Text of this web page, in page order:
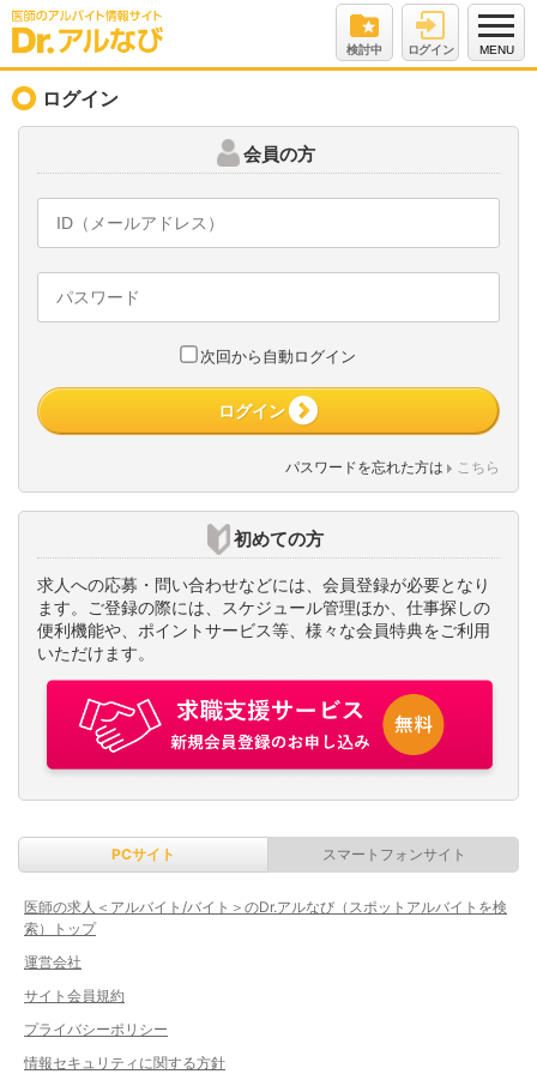
検討中 ログイン MENU
ログイン
会員の方
次回から自動ログイン
ログイン
パスワードを忘れた方は こちら
初めての方
求人への応募・問い合わせなどには、会員登録が必要となり
ます。ご登録の際には、スケジュール管理ほか、仕事探しの
便利機能や、ポイントサービス等、様々な会員特典をご利用
いただけます。
PCサイト スマートフォンサイト
医師の求人＜アルバイト/バイト＞のDr.アルなび（スポットアルバイトを検
索）トップ
運営会社
サイト会員規約
プライバシーポリシー
情報セキュリティに関する方針